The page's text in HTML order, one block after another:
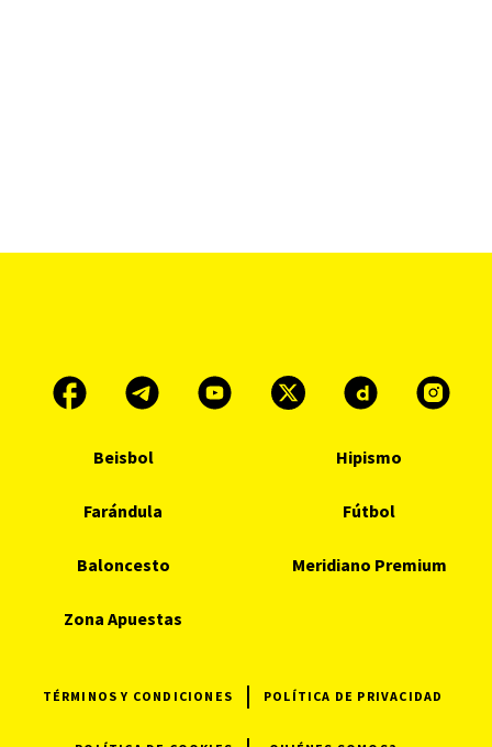
Beisbol Hipismo
Farándula Fútbol
Baloncesto Meridiano Premium
Zona Apuestas
TÉRMINOS Y CONDICIONES POLÍTICA DE PRIVACIDAD